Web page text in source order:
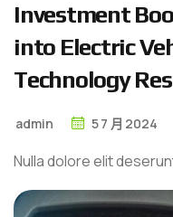
Investment Boo
into ElectricVe
Technology Res
admin 57 月 2024
Nulla dolore elit